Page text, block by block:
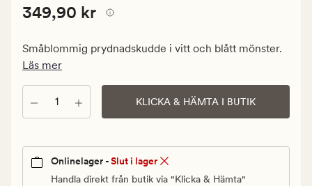
Pris
349,90
pris
349,90
kr
Pris 349,90 kr
349,90 kr
Småblommig prydnadskudde i vitt och blått mönster.
Läs mer
Antal KLICKA & HÄMTA I BUTIK
Onlinelager -Slut i lager
Handla direkt från butik via "Klicka & Hämta"